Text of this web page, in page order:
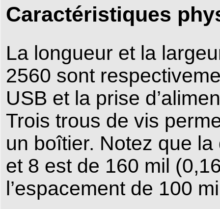
Caractéristiques
La longueur et la
2560 sont
USB et la prise
Trois trous de vis
un boîtier. Notez que
et 8 est de 160 mil
l’espacement de 100